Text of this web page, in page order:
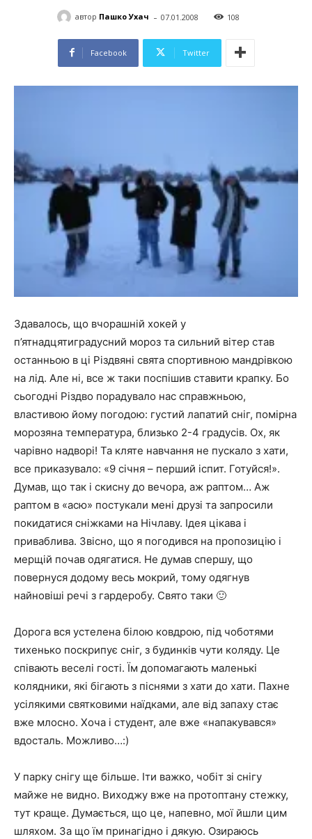
автор Пашко Ухач - 07.01.2008 108
Facebook Twitter
Здавалось, що вчорашній хокей у
п’ятнадцятиградусний мороз та сильний вітер став
останньою в ці Різдвяні свята спортивною мандрівкою
на лід. Але ні, все ж таки поспішив ставити крапку. Бо
сьогодні Різдво порадувало нас справжньою,
властивою йому погодою: густий лапатий сніг, помірна
морозяна температура, близько 2-4 градусів. Ох, як
чарівно надворі! Та кляте навчання не пускало з хати,
все приказувало: «9 січня – перший іспит. Готуйся!».
Думав, що так і скисну до вечора, аж раптом… Аж
раптом в «асю» постукали мені друзі та запросили
покидатися сніжками на Нічлаву. Ідея цікава і
приваблива. Звісно, що я погодився на пропозицію і
мерщій почав одягатися. Не думав спершу, що
повернуся додому весь мокрий, тому одягнув
найновіші речі з гардеробу. Свято таки 🙂
Дорога вся устелена білою ковдрою, під чоботями
тихенько поскрипує сніг, з будинків чути коляду. Це
співають веселі гості. Їм допомагають маленькі
колядники, які бігають з піснями з хати до хати. Пахне
усілякими святковими наїдками, але від запаху стає
вже млосно. Хоча і студент, але вже «напакувався»
вдосталь. Можливо…:)
У парку снігу ще більше. Іти важко, чобіт зі снігу
майже не видно. Виходжу вже на протоптану стежку,
тут краще. Думається, що це, напевно, мої йшли цим
шляхом. За що їм принагідно і дякую. Озираюсь